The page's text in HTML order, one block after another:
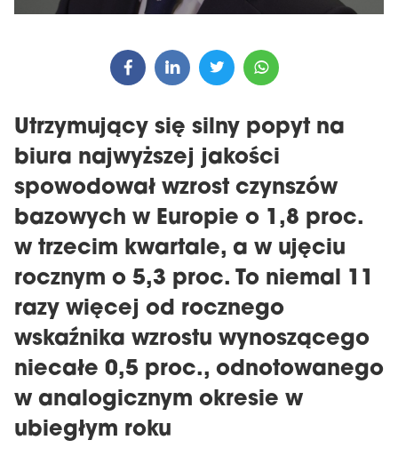
Utrzymujący się silny popyt na
biura najwyższej jakości
spowodował wzrost czynszów
bazowych w Europie o 1,8 proc.
w trzecim kwartale, a w ujęciu
rocznym o 5,3 proc. To niemal 11
razy więcej od rocznego
wskaźnika wzrostu wynoszącego
niecałe 0,5 proc., odnotowanego
w analogicznym okresie w
ubiegłym roku